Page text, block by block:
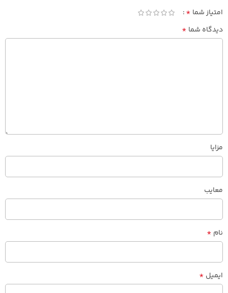
امتیاز شما *
دیدگاه شما *
مزایا
معایب
نام *
ایمیل *